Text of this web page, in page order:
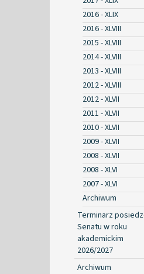
2016 - XLIX
2016 - XLVIII
2015 - XLVIII
2014 - XLVIII
2013 - XLVIII
2012 - XLVIII
2012 - XLVII
2011 - XLVII
2010 - XLVII
2009 - XLVII
2008 - XLVII
2008 - XLVI
2007 - XLVI
Archiwum
Terminarz
Senatu w roku
akademickim
2026/2027
Archiwum